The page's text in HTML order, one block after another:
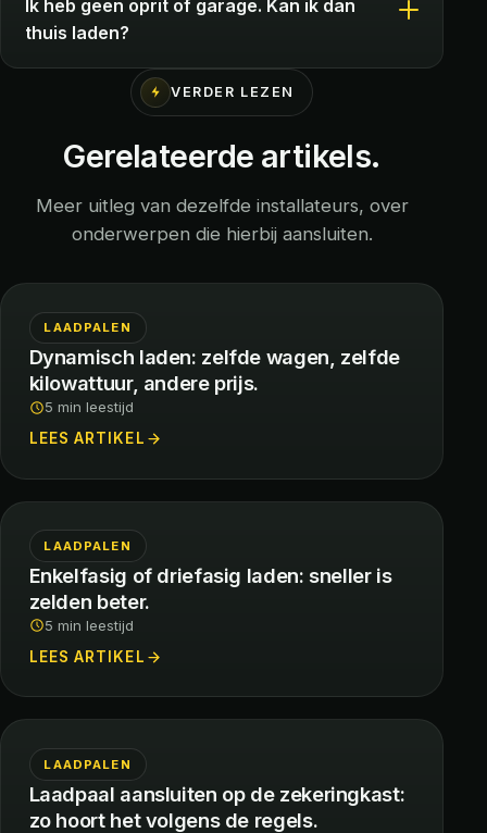
Ik heb geen oprit of garage. Kan ik dan
thuis laden?
VERDER LEZEN
Gerelateerde artikels.
Meer uitleg van dezelfde installateurs, over
onderwerpen die hierbij aansluiten.
LAADPALEN
Dynamisch laden: zelfde wagen, zelfde
kilowattuur, andere prijs.
5 min leestijd
LEES ARTIKEL
LAADPALEN
Enkelfasig of driefasig laden: sneller is
zelden beter.
5 min leestijd
LEES ARTIKEL
LAADPALEN
Laadpaal aansluiten op de zekeringkast:
zo hoort het volgens de regels.